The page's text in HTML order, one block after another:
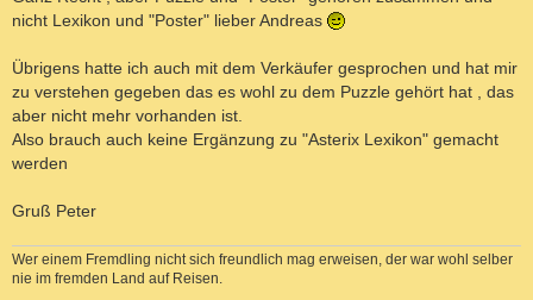
nicht Lexikon und "Poster" lieber Andreas
Übrigens hatte ich auch mit dem Verkäufer gesprochen und hat mir
zu verstehen gegeben das es wohl zu dem Puzzle gehört hat , das
aber nicht mehr vorhanden ist.
Also brauch auch keine Ergänzung zu "Asterix Lexikon" gemacht
werden
Gruß Peter
Wer einem Fremdling nicht sich freundlich mag erweisen, der war wohl selber
nie im fremden Land auf Reisen.